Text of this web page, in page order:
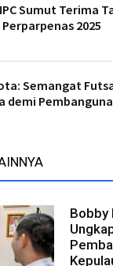
Sumut Terima
2025
Semangat
demi
Bobby